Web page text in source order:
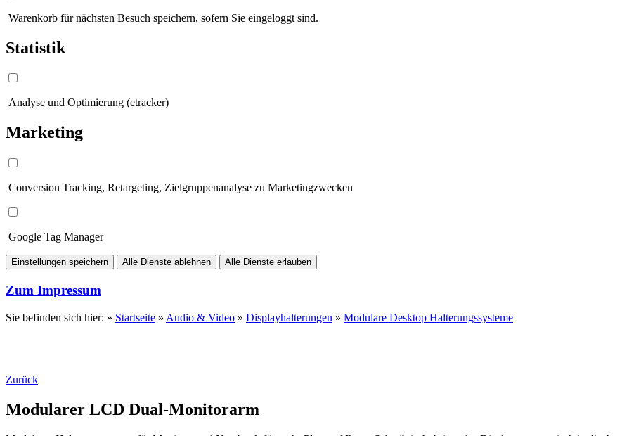
Warenkorb für nächsten Besuch speichern, sofern Sie eingeloggt sind.
Statistik
Analyse und Optimierung (etracker)
Marketing
Conversion Tracking, Retargeting, Zielgruppenanalyse zu Marketingzwecken
Google Tag Manager
Einstellungen speichern Alle Dienste ablehnen Alle Dienste erlauben
Zum Impressum
Sie befinden sich hier: » Startseite » Audio & Video » Displayhalterungen » Modulare Desktop Halterungssysteme
Zurück
Modularer LCD Dual-Monitorarm